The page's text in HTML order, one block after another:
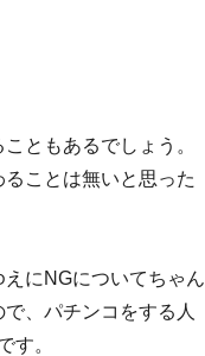
ともあるでしょう。
ことは無いと思った
にNGについてちゃん
、パチンコをする人
す。